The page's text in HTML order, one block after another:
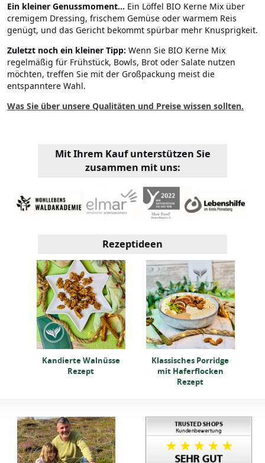
Ein kleiner Genussmoment... Ein Löffel BIO Kerne Mix über
cremigem Dressing, frischem Gemüse oder warmem Reis
genügt, und das Gericht bekommt spürbar mehr Knusprigkeit.
Zuletzt noch ein kleiner Tipp: Wenn Sie BIO Kerne Mix
regelmäßig für Frühstück, Bowls, Brot oder Salate nutzen
möchten, treffen Sie mit der Großpackung meist die
entspanntere Wahl.
Was Sie über unsere Qualitäten und Preise wissen sollten.
Mit Ihrem Kauf unterstützen Sie
zusammen mit uns:
Rezeptideen
Kandierte Walnüsse
Rezept
Klassisches Porridge
mit Haferflocken
Rezept